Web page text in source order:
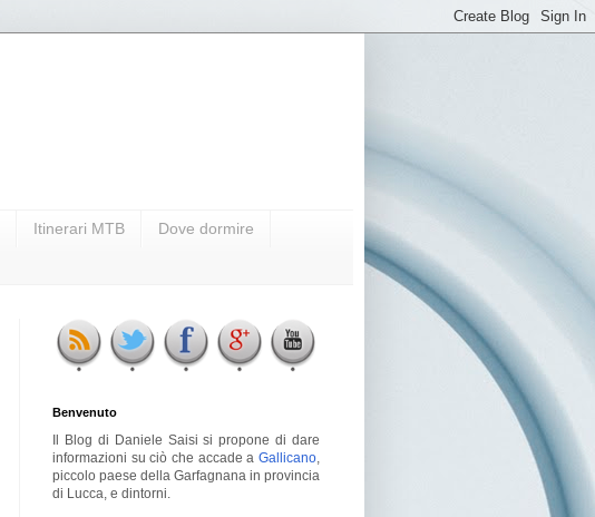
Itinerari MTB Dove dormire
Benvenuto
Il Blog di Daniele Saisi si propone di dare
informazioni su ciò che accade a Gallicano
piccolo paese della Garfagnana in provincia
di Lucca, e dintorni.